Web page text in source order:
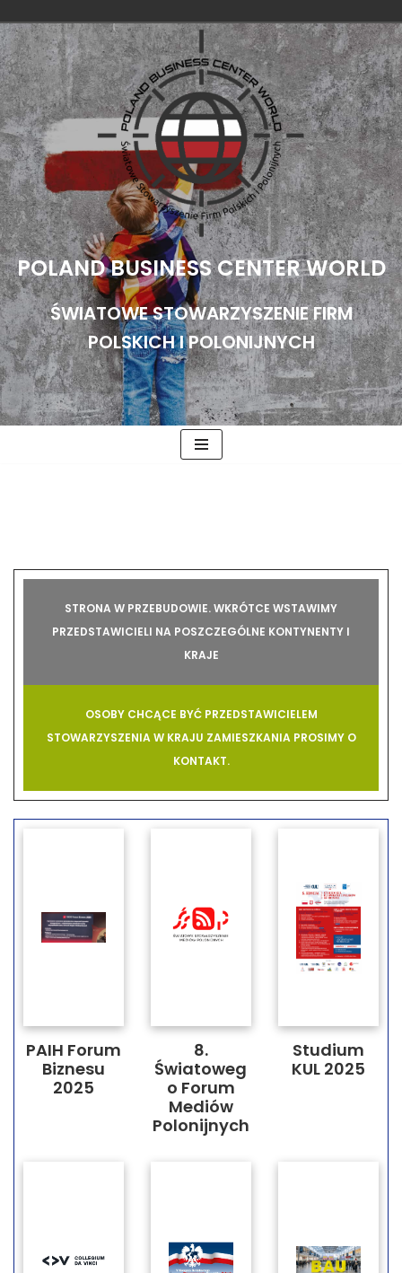
Przejdź
do
treści
POLAND BUSINESS CENTER WORLD
ŚWIATOWE STOWARZYSZENIE FIRM
POLSKICH I POLONIJNYCH
STRONA W PRZEBUDOWIE. WKRÓTCE WSTAWIMY
PRZEDSTAWICIELI NA POSZCZEGÓLNE KONTYNENTY I
KRAJE
OSOBY CHCĄCE BYĆ PRZEDSTAWICIELEM
STOWARZYSZENIA W KRAJU ZAMIESZKANIA PROSIMY O
KONTAKT.​
PAIH Forum
Biznesu
2025​
8.
Światoweg
o Forum
Mediów
Polonijnych
Studium
KUL 2025